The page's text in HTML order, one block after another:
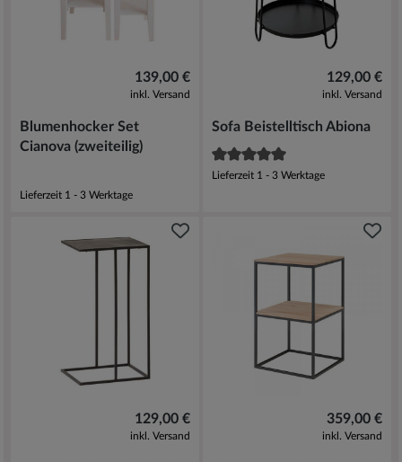
139,00 €
inkl. Versand
Blumenhocker Set
Cianova (zweiteilig)
Lieferzeit 1 - 3 Werktage
129,00 €
inkl. Versand
Sofa Beistelltisch Abiona
Lieferzeit 1 - 3 Werktage
129,00 €
inkl. Versand
359,00 €
inkl. Versand